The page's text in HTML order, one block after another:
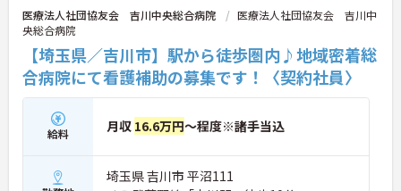
医療法人社団協友会 吉川中央総合病院
医療法人社団協友会 吉川中
央総合病院
【埼玉県／吉川市】駅から徒歩圏内♪地域密着総
合病院にて看護補助の募集です！〈契約社員〉
給料 月収 16.6万円～程度※諸手当込
埼玉県 吉川市 平沼111